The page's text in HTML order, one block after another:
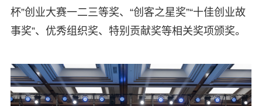
杯”创业大赛一二三等奖、“创客之星奖”“十佳创业故
事奖”、优秀组织奖、特别贡献奖等相关奖项颁奖。